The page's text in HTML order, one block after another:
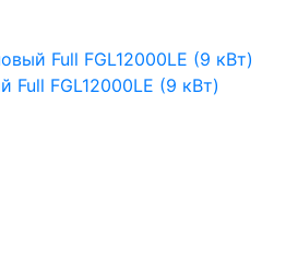
Full FGL12000LE (9 кВт)